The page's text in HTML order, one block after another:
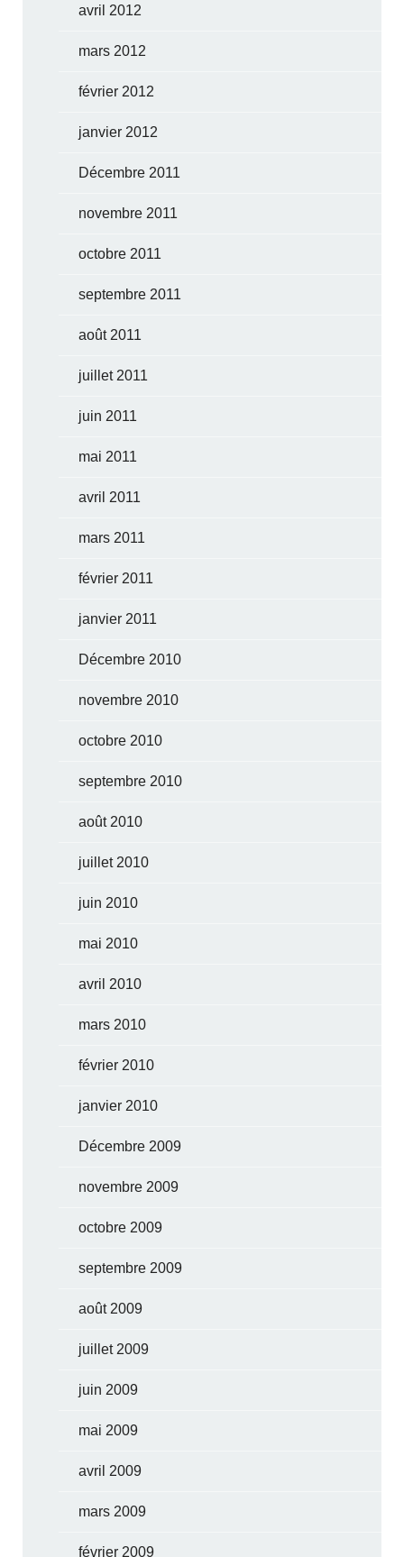
avril 2012
mars 2012
février 2012
janvier 2012
Décembre 2011
novembre 2011
octobre 2011
septembre 2011
août 2011
juillet 2011
juin 2011
mai 2011
avril 2011
mars 2011
février 2011
janvier 2011
Décembre 2010
novembre 2010
octobre 2010
septembre 2010
août 2010
juillet 2010
juin 2010
mai 2010
avril 2010
mars 2010
février 2010
janvier 2010
Décembre 2009
novembre 2009
octobre 2009
septembre 2009
août 2009
juillet 2009
juin 2009
mai 2009
avril 2009
mars 2009
février 2009